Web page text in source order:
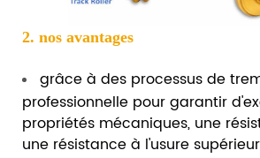
2. nos avantages
grâce à des processus de
professionnelle pour garantir
propriétés mécaniques, une
une résistance à l'usure